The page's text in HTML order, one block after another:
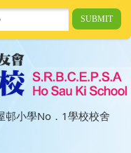
邨小學No．1學校校舍